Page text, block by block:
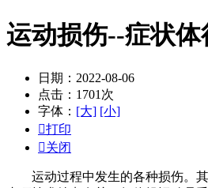
运动损伤--症状体
日期：2022-08-06
点击：1701次
字体： [大] [小]
打印
关闭
运动过程中发生的各种损伤。